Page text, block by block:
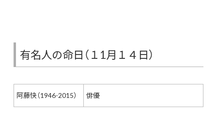
有名人の命日（１1月１４日）
阿藤快（1946-2015） 俳優